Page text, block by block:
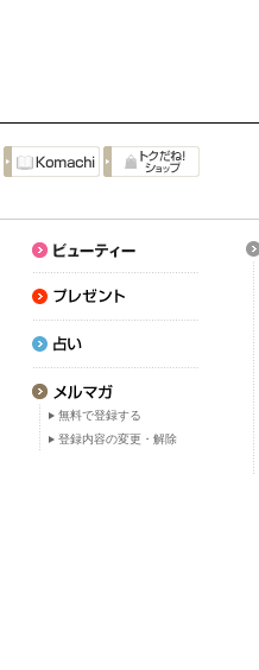
無料で登録する
登録内容の変更・解除